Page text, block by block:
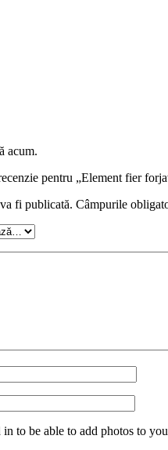
acum.
pentru „Element fier
fi publicată. Câmpurile
to be able to add photos to